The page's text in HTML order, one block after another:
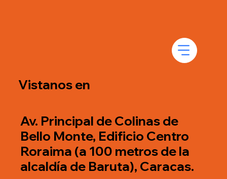
Vistanos en
Av. Principal de Colinas de
Bello Monte, Edificio Centro
Roraima (a 100 metros de la
alcaldía de Baruta), Caracas.